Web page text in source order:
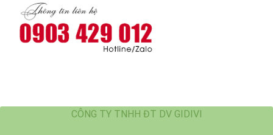
mắm
hiệu
quả
CÔNG TY TNHH ĐT DV GIDIVI